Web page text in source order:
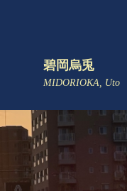
碧岡烏兎
MIDORIOKA, Uto